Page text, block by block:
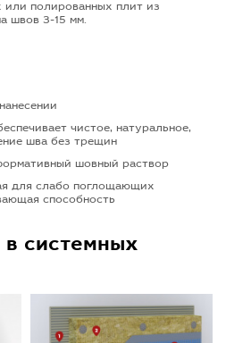
полированных плит из
швов 3-15 мм.
чистое, натуральное,
шва без трещин
шовный раствор
для слабо поглощающих
способность
в системных